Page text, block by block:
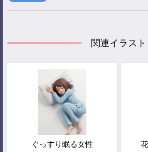
関連イラスト
ぐっすり眠る女性